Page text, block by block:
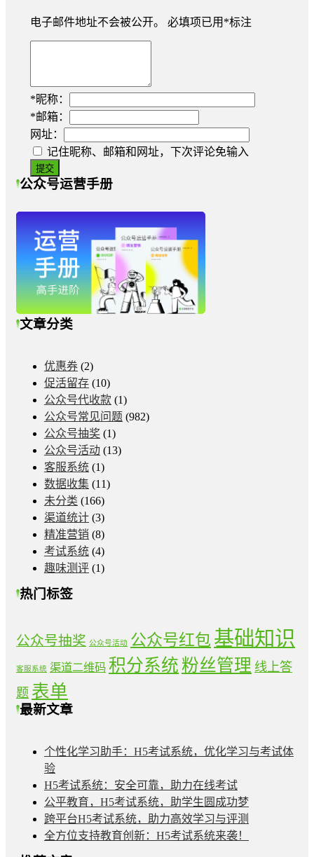
电子邮件地址不会被公开。 必填项已用 *标注
*昵称：
*邮箱：
网址：
记住昵称、邮箱和网址，下次评论免输入
公众号运营手册
文章分类
优惠券 (2)
促活留存 (10)
公众号代收款 (1)
公众号常见问题 (982)
公众号抽奖 (1)
公众号活动 (13)
客服系统 (1)
数据收集 (11)
未分类 (166)
渠道统计 (3)
精准营销 (8)
考试系统 (4)
趣味测评 (1)
热门标签
公众号抽奖 公众号活动 公众号红包 基础知识
客服系统 渠道二维码 积分系统 粉丝管理 线上答
题 表单
最新文章
个性化学习助手：H5考试系统，优化学习与考试体
验
H5考试系统：安全可靠，助力在线考试
公平教育，H5考试系统，助学生圆成功梦
跨平台H5考试系统，助力高效学习与评测
全方位支持教育创新：H5考试系统来袭！